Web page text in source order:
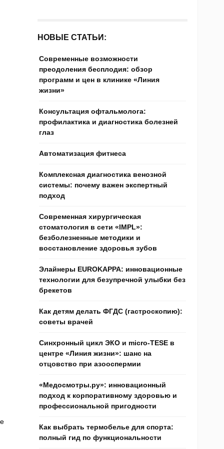
НОВЫЕ СТАТЬИ:
Современные возможности
преодоления бесплодия: обзор
программ и цен в клинике «Линия
жизни»
Консультация офтальмолога:
профилактика и диагностика болезней
глаз
Автоматизация фитнеса
Комплексная диагностика венозной
системы: почему важен экспертный
подход
Современная хирургическая
стоматология в сети «IMPL»:
безболезненные методики и
восстановление здоровья зубов
Элайнеры EUROKAPPA: инновационные
технологии для безупречной улыбки без
брекетов
Как детям делать ФГДС (гастроскопию):
советы врачей
Синхронный цикл ЭКО и micro-TESE в
центре «Линия жизни»: шанс на
отцовство при азооспермии
«Медосмотры.ру»: инновационный
подход к корпоративному здоровью и
профессиональной пригодности
Как выбрать термобелье для спорта:
полный гид по функциональности